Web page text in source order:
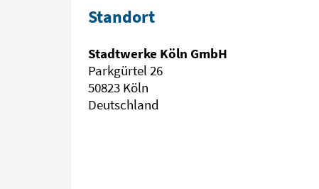
Standort
Stadtwerke Köln GmbH
Parkgürtel 26
50823 Köln
Deutschland